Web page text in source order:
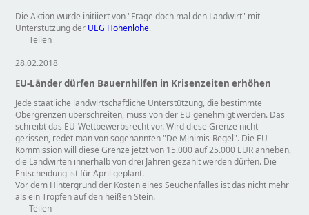
Die Aktion wurde initiiert von Frage doch mal den Landwirt mit
Unterstützung der UEG Hohenlohe.
Teilen
28.02.2018
EU-Länder dürfen Bauernhilfen in Krisenzeiten erhöhen
Jede staatliche landwirtschaftliche Unterstützung, die bestimmte
Obergrenzen überschreiten, muss von der EU genehmigt werden. Das
schreibt das EU-Wettbewerbsrecht vor. Wird diese Grenze nicht
gerissen, redet man von sogenannten De Minimis-Regel . Die EU-
Kommission will diese Grenze jetzt von 15.000 auf 25.000 EUR anheben,
die Landwirten innerhalb von drei Jahren gezahlt werden dürfen. Die
Entscheidung ist für April geplant.
Vor dem Hintergrund der Kosten eines Seuchenfalles ist das nicht mehr
als ein Tropfen auf den heißen Stein.
Teilen